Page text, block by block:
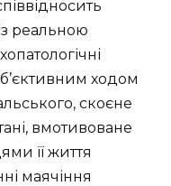
реальною
ходом
скоєне
вмотивоване
її життя
маячіння